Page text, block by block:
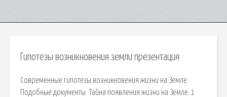
Гипотезы возникновения земли презентация
Современные гипотезы возникновения жизни на Земле.
Подобные документы. Тайна появления жизни на Земле. 1